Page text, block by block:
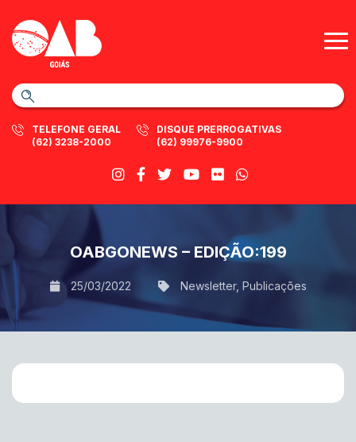
TELEFONE GERAL
(62) 3238-2000
DISQUE PRERROGATIVAS
(62) 99976-9900
OABGONEWS – EDIÇÃO:199
25/03/2022 Newsletter, Publicações